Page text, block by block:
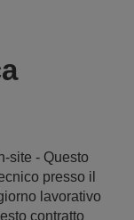
site - Questo
presso il
lavorativo
contratto